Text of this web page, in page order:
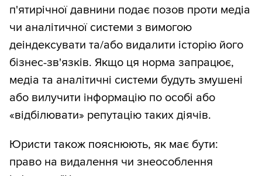
п'ятирічної давнини подає позов проти медіа
чи аналітичної системи з вимогою
деіндексувати та/або видалити історію його
бізнес-зв'язків. Якщо ця норма запрацює,
медіа та аналітичні системи будуть змушені
або вилучити інформацію по особі або
«відбілювати» репутацію таких діячів.
Юристи також пояснюють, як має бути:
право на видалення чи знеособлення